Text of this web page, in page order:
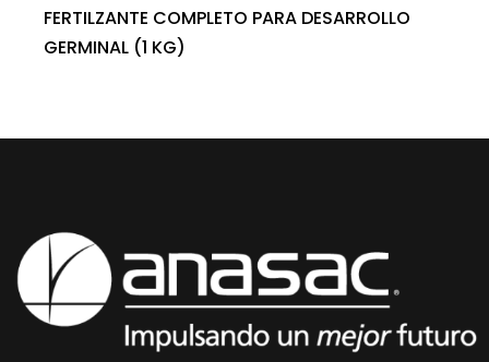
FERTILZANTE COMPLETO PARA DESARROLLO
GERMINAL (1 KG)